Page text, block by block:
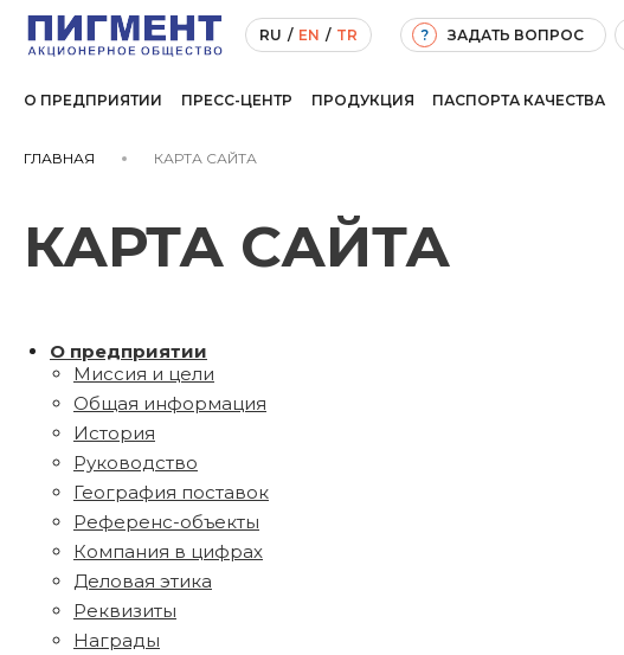
RU / EN / TR ? ЗАДАТЬ ВОПРОС
О ПРЕДПРИЯТИИ ПРЕСС-ЦЕНТР ПРОДУКЦИЯ ПАСПОРТА КАЧЕСТВА
ГЛАВНАЯ КАРТА САЙТА
КАРТА САЙТА
О предприятии
Миссия и цели
Общая информация
История
Руководство
География поставок
Референс-объекты
Компания в цифрах
Деловая этика
Реквизиты
Награды